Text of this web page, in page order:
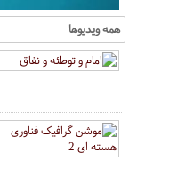
همه ویدیوها